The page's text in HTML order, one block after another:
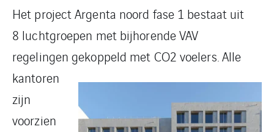
Het project Argenta noord fase 1 bestaat uit
8 luchtgroepen met bijhorende VAV
regelingen gekoppeld met CO2 voelers. Alle
kantoren
zijn
voorzien